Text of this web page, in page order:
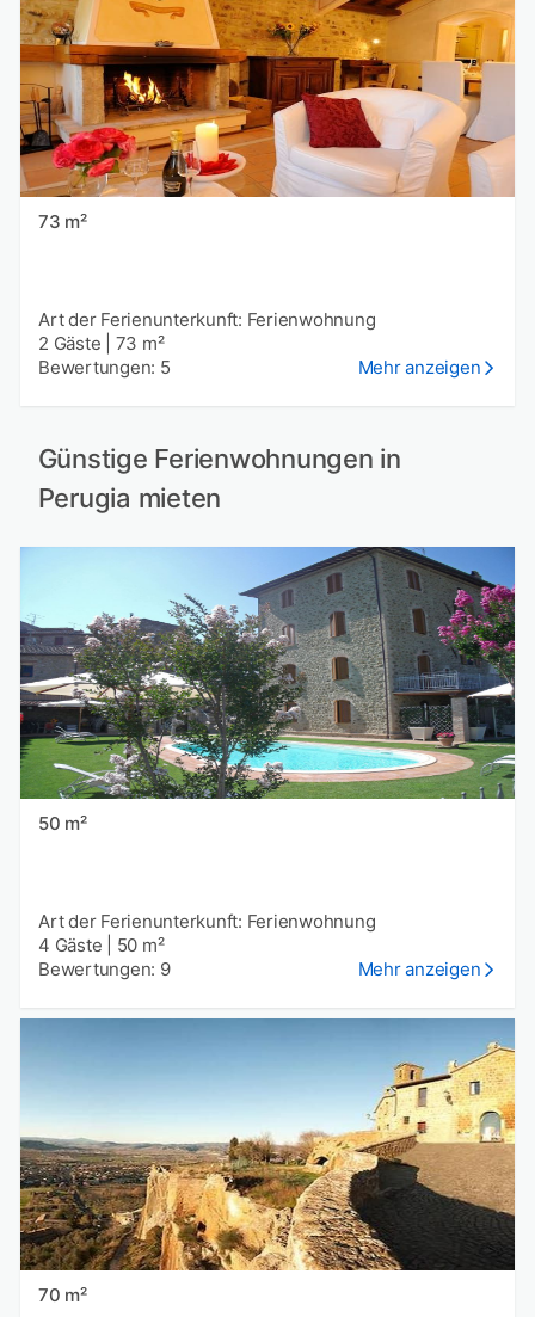
73 m²
Art der Ferienunterkunft: Ferienwohnung
2 Gäste
73 m²
Bewertungen: 5
Mehr anzeigen
Günstige Ferienwohnungen in
Perugia mieten
50 m²
Art der Ferienunterkunft: Ferienwohnung
4 Gäste
50 m²
Bewertungen: 9
Mehr anzeigen
70 m²